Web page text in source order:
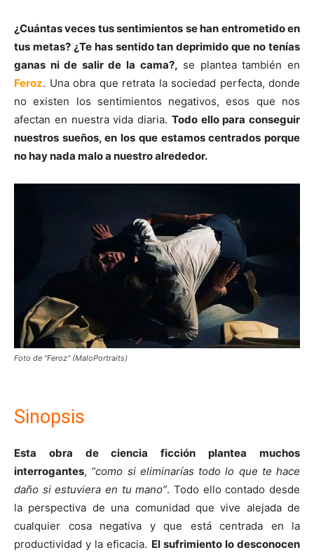
¿Cuántas veces tus sentimientos se han entrometido en
tus metas? ¿Te has sentido tan deprimido que no tenías
ganas ni de salir de la cama?, se plantea también en
Feroz. Una obra que retrata la sociedad perfecta, donde
no existen los sentimientos negativos, esos que nos
afectan en nuestra vida diaria. Todo ello para conseguir
nuestros sueños, en los que estamos centrados porque
no hay nada malo a nuestro alrededor.
Foto de "Feroz" (MaloPortraits)
Sinopsis
Esta obra de ciencia ficción plantea muchos
interrogantes, “como si eliminarías todo lo que te hace
daño si estuviera en tu mano”. Todo ello contado desde
la perspectiva de una comunidad que vive alejada de
cualquier cosa negativa y que está centrada en la
productividad y la eficacia. El sufrimiento lo desconocen